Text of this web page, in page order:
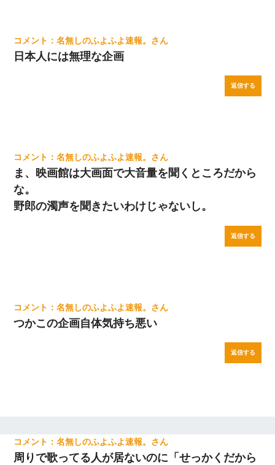
名無しのふよふよ速報。
日本人には無理な企画
返信する
名無しのふよふよ速報。
ま、映画館は大画面で大音量を聞くところだから
な。
野郎の濁声を聞きたいわけじゃないし。
返信する
名無しのふよふよ速報。
つかこの企画自体気持ち悪い
返信する
名無しのふよふよ速報。
周りで歌ってる人が居ないのに「せっかくだから